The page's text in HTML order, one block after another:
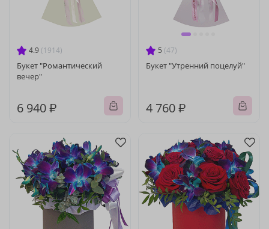
4.9 (1914)
Букет "Романтический
вечер"
6 940 ₽
5 (47)
Букет "Утренний поцелуй"
4 760 ₽